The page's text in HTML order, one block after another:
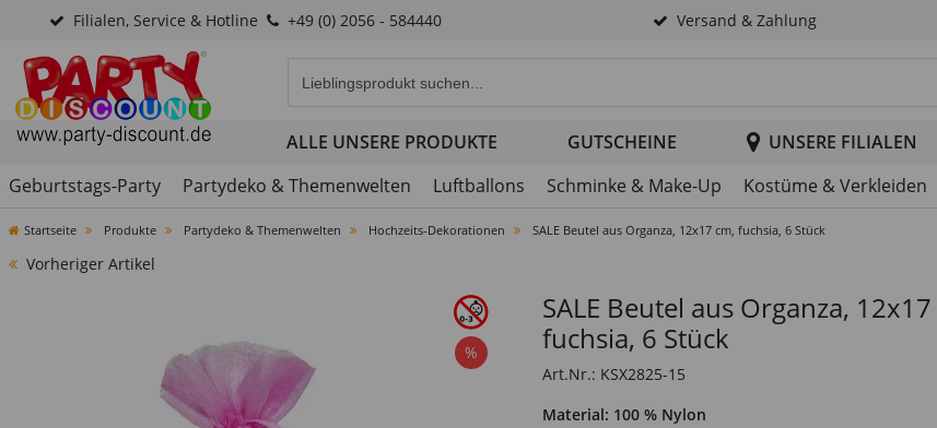
Filialen, Service & Hotline +49 (0) 2056 - 584440 Versand & Zahlung
ALLE UNSERE PRODUKTE GUTSCHEINE
UNSERE FILIALEN
Geburtstags-Party
Partydeko & Themenwelten Luftballons Schminke & Make-Up Kostüme & Verkleiden
Startseite Produkte Partydeko & Themenwelten Hochzeits-Dekorationen SALE Beutel aus Organza, 12x17 cm, fuchsia, 6 Stück
Vorheriger Artikel
%
SALE Beutel aus Organza,
fuchsia, 6 Stück
Art.Nr.: KSX2825-15
Material: 100 % Nylon